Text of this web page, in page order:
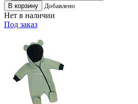
В корзину Добавлено
Нет в наличии
Под заказ